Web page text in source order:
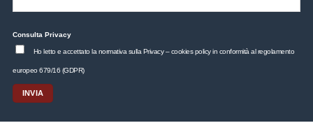
Consulta Privacy
Ho letto e accettato la normativa sulla Privacy – cookies policy in conformità al regolamento
europeo 679/16 (GDPR)